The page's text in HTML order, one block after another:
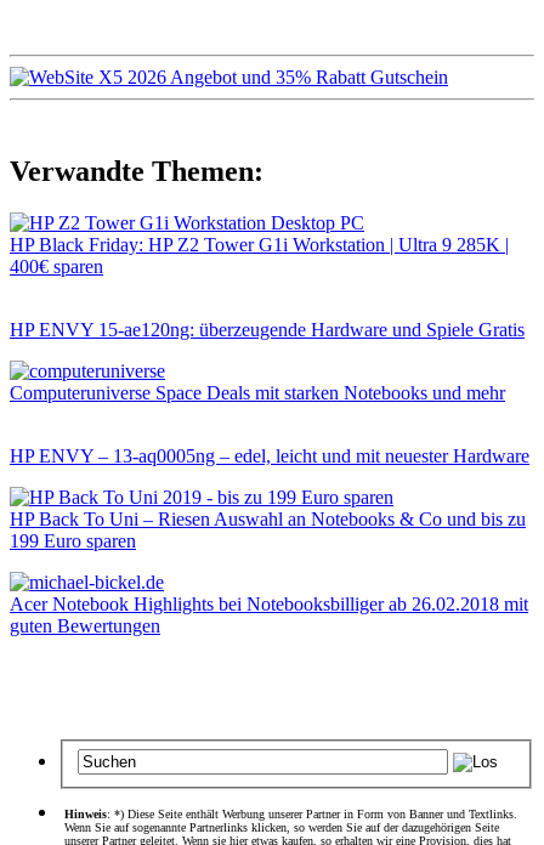
Verwandte Themen:
HP Black Friday: HP Z2 Tower G1i Workstation | Ultra 9 285K |
400€ sparen
HP ENVY 15-ae120ng: überzeugende Hardware und Spiele Gratis
Computeruniverse Space Deals mit starken Notebooks und mehr
HP ENVY – 13-aq0005ng – edel, leicht und mit neuester Hardware
HP Back To Uni – Riesen Auswahl an Notebooks & Co und bis zu
199 Euro sparen
Acer Notebook Highlights bei Notebooksbilliger ab 26.02.2018 mit
guten Bewertungen
Hinweis: *) Diese Seite enthält Werbung unserer Partner in Form von Banner und Textlinks.
Wenn Sie auf sogenannte Partnerlinks klicken, so werden Sie auf der dazugehörigen Seite
unserer Partner geleitet. Wenn sie hier etwas kaufen, so erhalten wir eine Provision, dies hat